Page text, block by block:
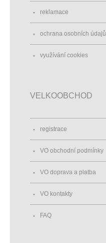
reklamace
ochrana osobních údajů
využívání cookies
VELKOOBCHOD
registrace
VO obchodní podmínky
VO doprava a platba
VO kontakty
FAQ